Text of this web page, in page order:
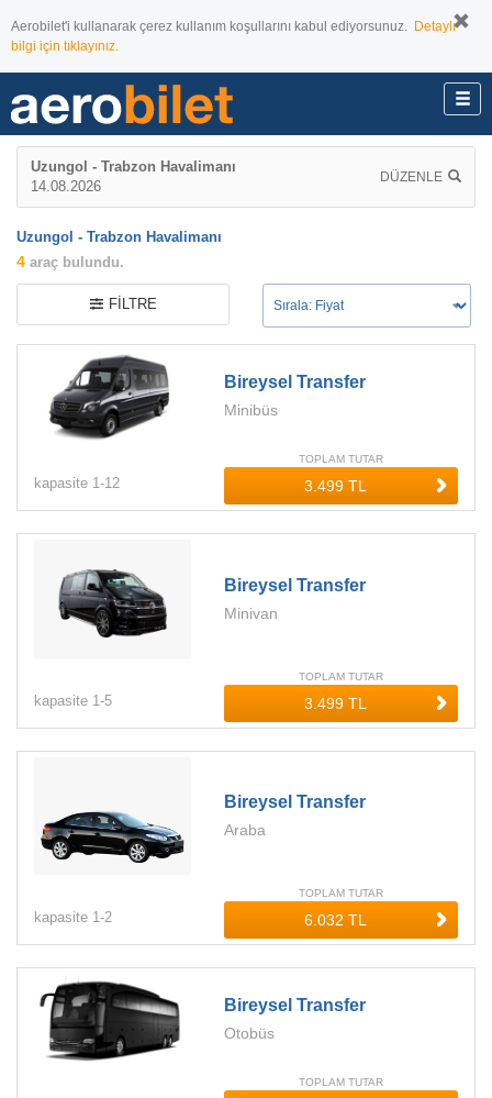
Aerobilet'i kullanarak çerez kullanım koşullarını kabul ediyorsunuz. Detaylı
bilgi için tıklayınız.
Uzungol - Trabzon Havalimanı
14.08.2026
DÜZENLE
Uzungol - Trabzon Havalimanı
4 araç bulundu.
FILTRE
Bireysel Transfer
Minibüs
kapasite 1-12
TOPLAM TUTAR
Bireysel Transfer
Minivan
kapasite 1-5
TOPLAM TUTAR
Bireysel Transfer
Araba
kapasite 1-2
TOPLAM TUTAR
Bireysel Transfer
Otobüs
TOPLAM TUTAR